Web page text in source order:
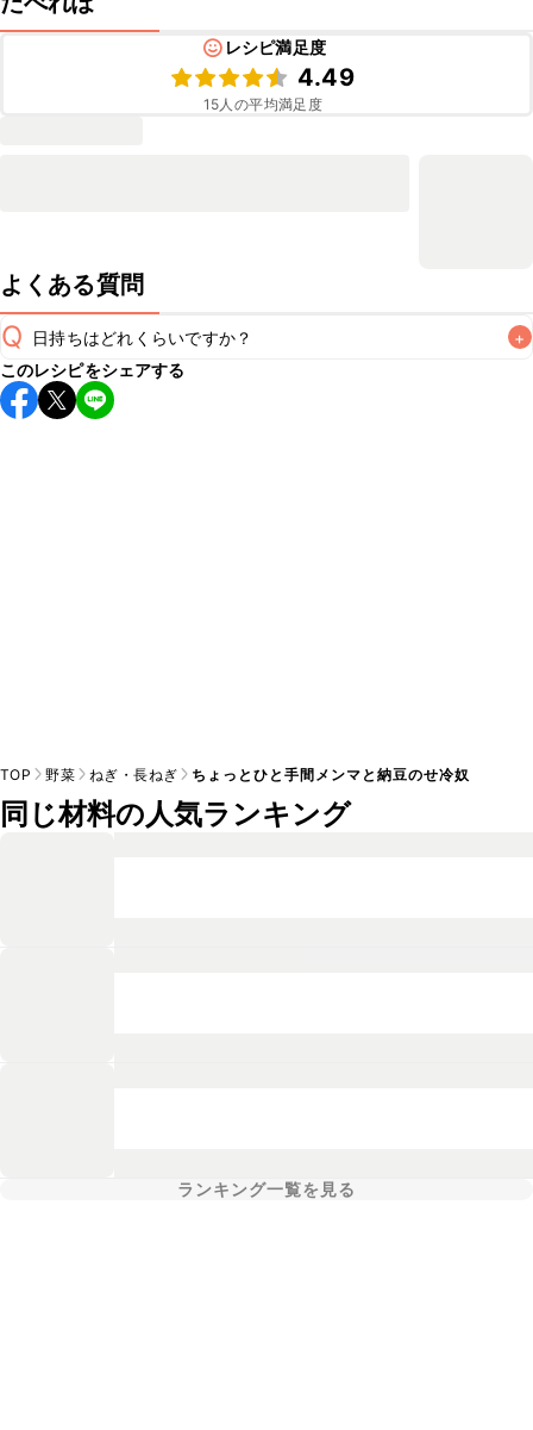
レシピ満足度
4.49
15人の平均満足度
よくある質問
Q 日持ちはどれくらいですか？ +
保存期間は冷蔵で当日中が目安です。なるべくお早めにお召
し上がりください。
このレシピをシェアする
TOP 野菜 ねぎ・長ねぎ ちょっとひと手間メンマと納豆のせ冷奴
同じ材料の人気ランキング
ランキング一覧を見る